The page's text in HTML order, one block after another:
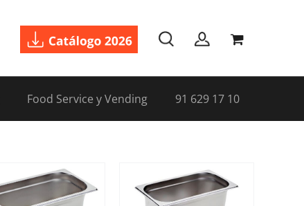
Food Service y Vending 91 629 17 10